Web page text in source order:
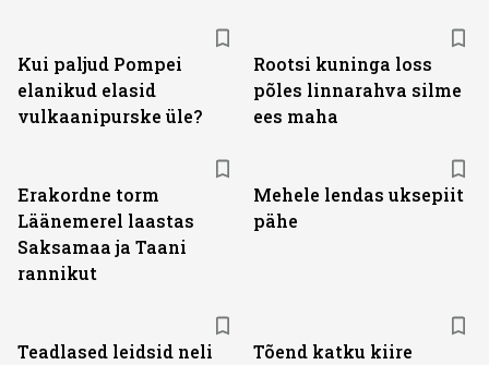
Kui paljud Pompei
elanikud elasid
vulkaanipurske üle?
Rootsi kuninga loss
põles linnarahva silme
ees maha
Erakordne torm
Läänemerel laastas
Saksamaa ja Taani
rannikut
Mehele lendas uksepiit
pähe
Teadlased leidsid neli
Tõend katku kiire